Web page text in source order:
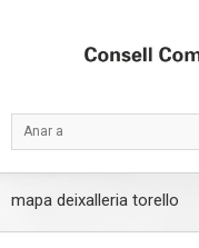
Anar a
mapa deixalleria torello